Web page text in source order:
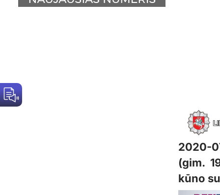
2020-
(gim.
kūno